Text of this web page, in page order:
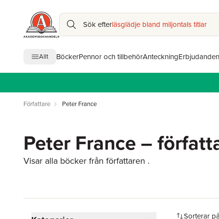
Sök efterläsglädje bland miljontals titlar
Allt BöckerPennor och tillbehörAnteckningErbjudanden
Författare Peter France
Peter France –
Visar alla böcker från författaren .
Sorterar